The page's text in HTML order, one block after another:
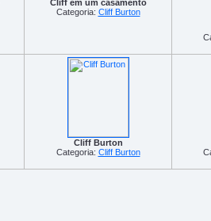
Cliff em um casamento
Categoria: Cliff Burton
Cliff Burton
Categoria: Cliff Burton